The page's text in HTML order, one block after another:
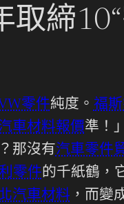
締
零件純度。 福
車材料報價準！
那沒有 汽車零件
零件的千紙鶴，
汽車材料 ，而變